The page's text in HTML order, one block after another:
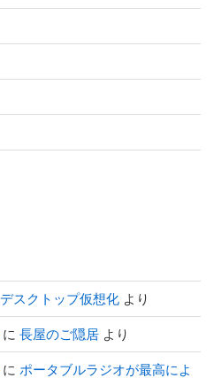
デスクトップ仮想化 より
に 長屋のご隠居 より
に ポータブルラジオが最高によ